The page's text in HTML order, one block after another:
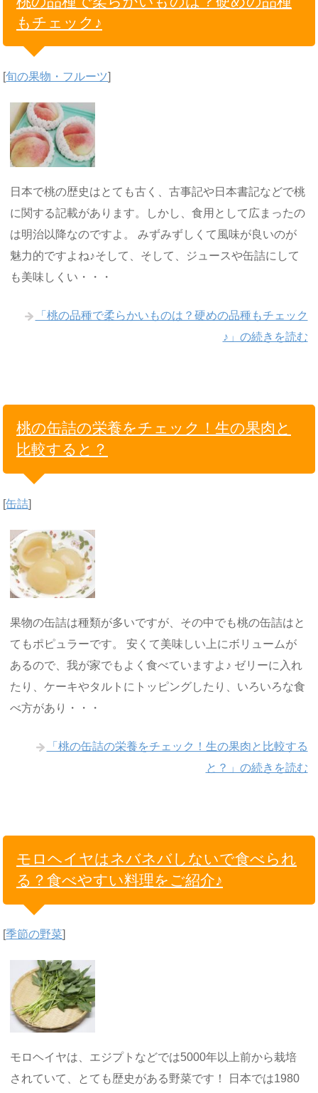
もチェック♪
[旬の果物・フルーツ]
日本で桃の歴史はとても古く、古事記や日本書記などで桃
に関する記載があります。しかし、食用として広まったの
は明治以降なのですよ。 みずみずしくて風味が良いのが
魅力的ですよね♪そして、そして、ジュースや缶詰にして
も美味しくい・・・
「桃の品種で柔らかいものは？硬めの品種もチェック
♪」の続きを読む
桃の缶詰の栄養をチェック！生の果肉と
比較すると？
[缶詰]
果物の缶詰は種類が多いですが、その中でも桃の缶詰はと
てもポピュラーです。 安くて美味しい上にボリュームが
あるので、我が家でもよく食べていますよ♪ ゼリーに入れ
たり、ケーキやタルトにトッピングしたり、いろいろな食
べ方があり・・・
「桃の缶詰の栄養をチェック！生の果肉と比較する
と？」の続きを読む
モロヘイヤはネバネバしないで食べられ
る？食べやすい料理をご紹介♪
[季節の野菜
モロヘイヤは、エジプトなどでは5000年以上前から栽培
されていて、とても歴史がある野菜です！ 日本では1980